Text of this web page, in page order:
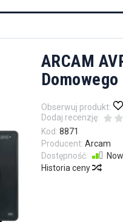
ARCAM
Domowego
Obserwuj produkt:
Dodaj recenzję:
Kod: 8871
Producent: Arcam
Dostępność:
Historia ceny